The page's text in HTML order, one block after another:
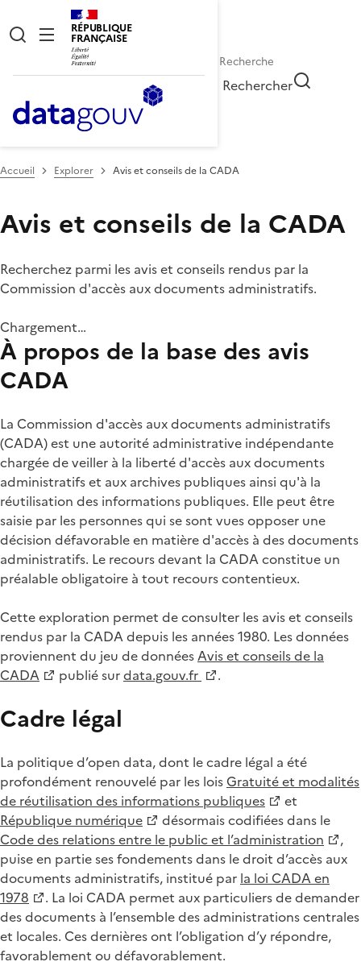
RÉPUBLIQUE
FRANÇAISE
Rechercher
Accueil Explorer Avis et conseils de la CADA
Avis et conseils de la CADA
Recherchez parmi les avis et conseils rendus par la
Commission d'accès aux documents administratifs.
Chargement…
À propos de la base des avis
CADA
La Commission d'accès aux documents administratifs
(CADA) est une autorité administrative indépendante
chargée de veiller à la liberté d'accès aux documents
administratifs et aux archives publiques ainsi qu'à la
réutilisation des informations publiques. Elle peut être
saisie par les personnes qui se sont vues opposer une
décision défavorable en matière d'accès à des documents
administratifs. Le recours devant la CADA constitue un
préalable obligatoire à tout recours contentieux.
Cette exploration permet de consulter les avis et conseils
rendus par la CADA depuis les années 1980. Les données
proviennent du jeu de donnéesAvis et conseils de la
CADA
publié surdata.gouv.fr .
Cadre légal
La politique d’open data, dont le cadre légal a été
profondément renouvelé par les loisGratuité et modalités
de réutilisation des informations publiques
et
République numérique
désormais codifiées dans le
Code des relations entre le public et l’administration
,
puise en partie ses fondements dans le droit d’accès aux
documents administratifs, institué par la loi CADA en
1978
. La loi CADA permet aux particuliers de demander
des documents à l’ensemble des administrations centrales
et locales. Ces dernières ont l’obligation d’y répondre,
favorablement ou défavorablement.